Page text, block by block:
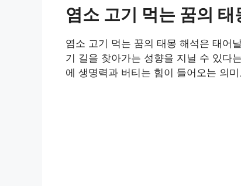
염소 고기 먹는 꿈의 태
염소 고기 먹는 꿈의 태몽 해석은 태어
기 길을 찾아가는 성향을 지닐 수 있다
에 생명력과 버티는 힘이 들어오는 의